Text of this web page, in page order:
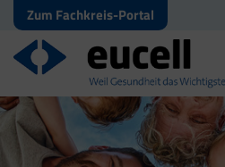
Zum Fachkreis-Portal